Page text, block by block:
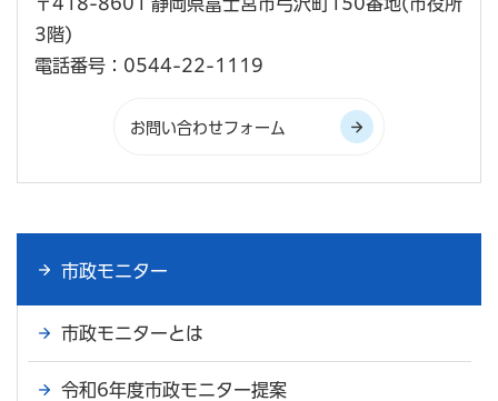
〒418-8601 静岡県富士宮市弓沢町150番地(市役所
3階)
電話番号：0544-22-1119
市政モニター
市政モニターとは
令和6年度市政モニター提案